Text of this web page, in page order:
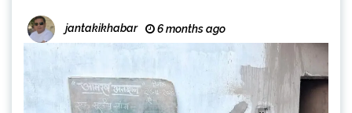
jantakikhabar 6 months ago